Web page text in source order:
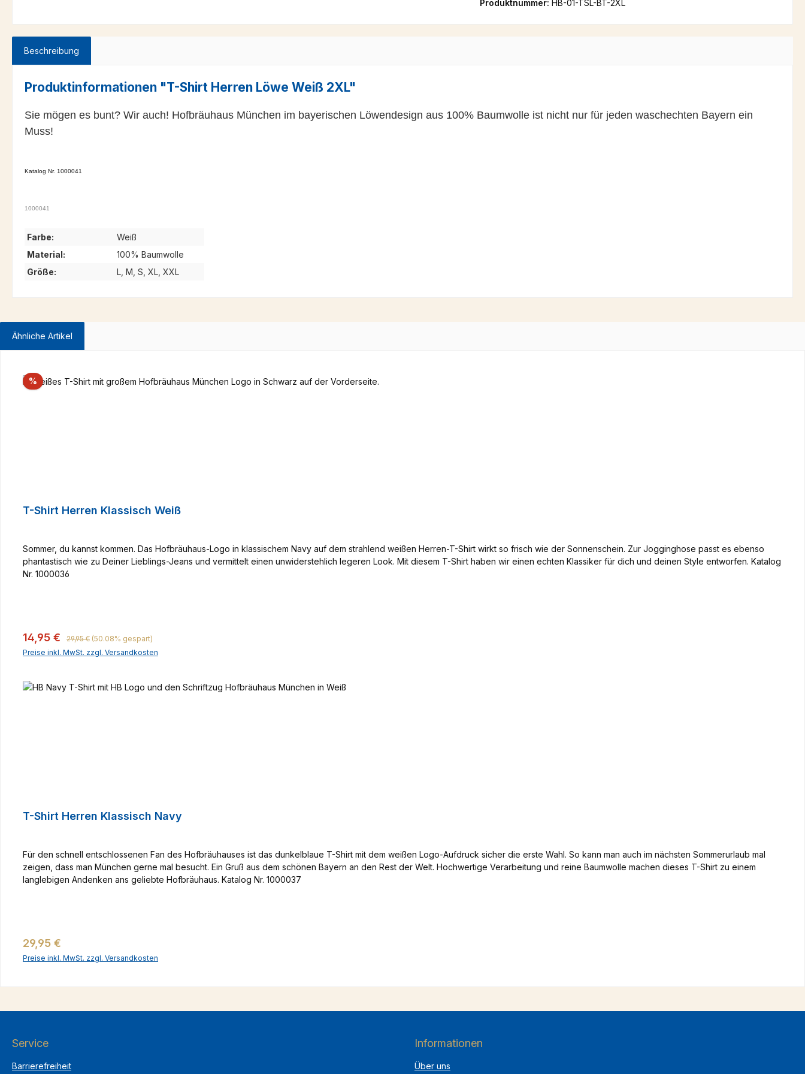
Produktnummer: HB-01-TSL-BT-2XL
Beschreibung
Produktinformationen "T-Shirt Herren Löwe Weiß 2XL"
Sie mögen es bunt? Wir auch! Hofbräuhaus München im bayerischen Löwendesign aus 100% Baumwolle ist nicht nur für jeden waschechten Bayern ein
Muss!
Katalog Nr. 1000041
1000041
Farbe:
Weiß
Material:
100% Baumwolle
Größe:
L, M, S, XL, XXL
Ähnliche Artikel
% Rabatt
T-Shirt Herren Klassisch Weiß
Sommer, du kannst kommen. Das Hofbräuhaus-Logo in klassischem Navy auf dem strahlend weißen Herren-T-Shirt wirkt so frisch wie der Sonnenschein. Zur Jogginghose passt es ebenso
phantastisch wie zu Deiner Lieblings-Jeans und vermittelt einen unwiderstehlich legeren Look. Mit diesem T-Shirt haben wir einen echten Klassiker für dich und deinen Style entworfen. Katalog
Nr. 1000036
Verkaufspreis:
14,95 € Regulärer Preis:
29,95 € (50.08% gespart)
Preise inkl. MwSt. zzgl. Versandkosten
T-Shirt Herren Klassisch Navy
Für den schnell entschlossenen Fan des Hofbräuhauses ist das dunkelblaue T-Shirt mit dem weißen Logo-Aufdruck sicher die erste Wahl. So kann man auch im nächsten Sommerurlaub mal
zeigen, dass man München gerne mal besucht. Ein Gruß aus dem schönen Bayern an den Rest der Welt. Hochwertige Verarbeitung und reine Baumwolle machen dieses T-Shirt zu einem
langlebigen Andenken ans geliebte Hofbräuhaus. Katalog Nr. 1000037
Regulärer Preis:
29,95 €
Preise inkl. MwSt. zzgl. Versandkosten
Service
Barrierefreiheit
Informationen
Über uns